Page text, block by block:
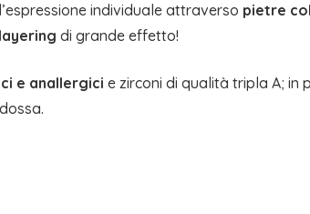
individuale attraverso pietre
layering di grande effetto!
e anallergici e zirconi di qualità tripla A; in